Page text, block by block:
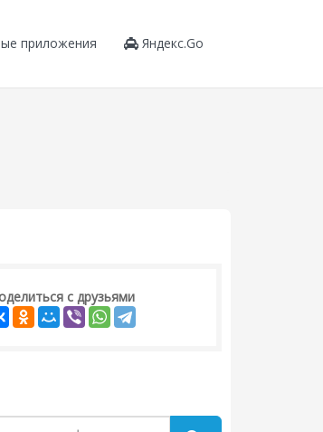
приложения Яндекс.Go
с друзьями